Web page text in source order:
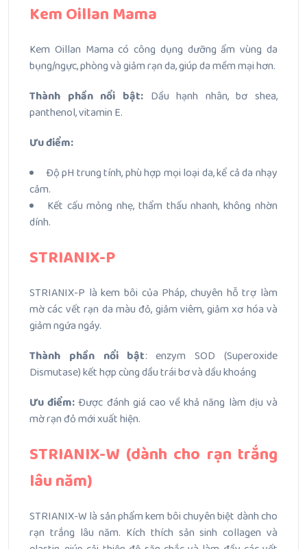
Kem Oillan Mama
Kem Oillan Mama có công dụng dưỡng ẩm vùng da
bụng/ngực, phòng và giảm rạn da, giúp da mềm mại hơn.
Thành phần nổi bật:Dầu hạnh nhân, bơ shea,
panthenol, vitamin E.
Ưu điểm:
Độ pH trung tính, phù hợp mọi loại da, kể cả da nhạy
cảm.
Kết cấu mỏng nhẹ, thẩm thấu nhanh, không nhờn
dính.
STRIANIX-P
STRIANIX-P là kem bôi của Pháp, chuyên hỗ trợ làm
mờ các vết rạn da màu đỏ, giảm viêm, giảm xơ hóa và
giảm ngứa ngáy.
Thành phần nổi bật: enzym SOD (Superoxide
Dismutase) kết hợp cùng dầu trái bơ và dầu khoáng
Ưu điểm: Được đánh giá cao về khả năng làm dịu và
mờ rạn đỏ mới xuất hiện.
STRIANIX-W (dành cho rạn trắng
lâu năm)
STRIANIX-W là sản phẩm kem bôi chuyên biệt dành cho
rạn trắng lâu năm. Kích thích sản sinh collagen và